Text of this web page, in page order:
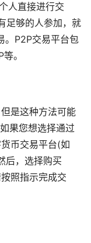
人直接进行交
足够的人参加，就
。P2P交易平台包
。
是这种方法可能
果您想选择通过
币交易平台(如
后，选择购买
照指示完成交